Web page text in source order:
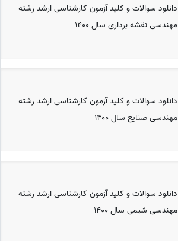
دانلود سوالات و کلید آزمون کارشناسی ارشد رشته
مهندسی نقشه ‎برداری سال 1400
دانلود سوالات و کلید آزمون کارشناسی ارشد رشته
مهندسی صنایع سال 1400
دانلود سوالات و کلید آزمون کارشناسی ارشد رشته
مهندسی شیمی سال 1400